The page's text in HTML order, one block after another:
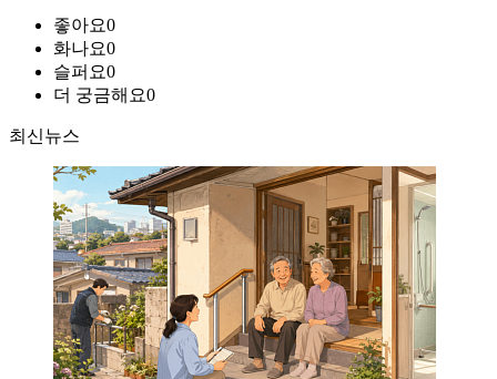
좋아요0
화나요0
슬퍼요0
더 궁금해요0
최신뉴스